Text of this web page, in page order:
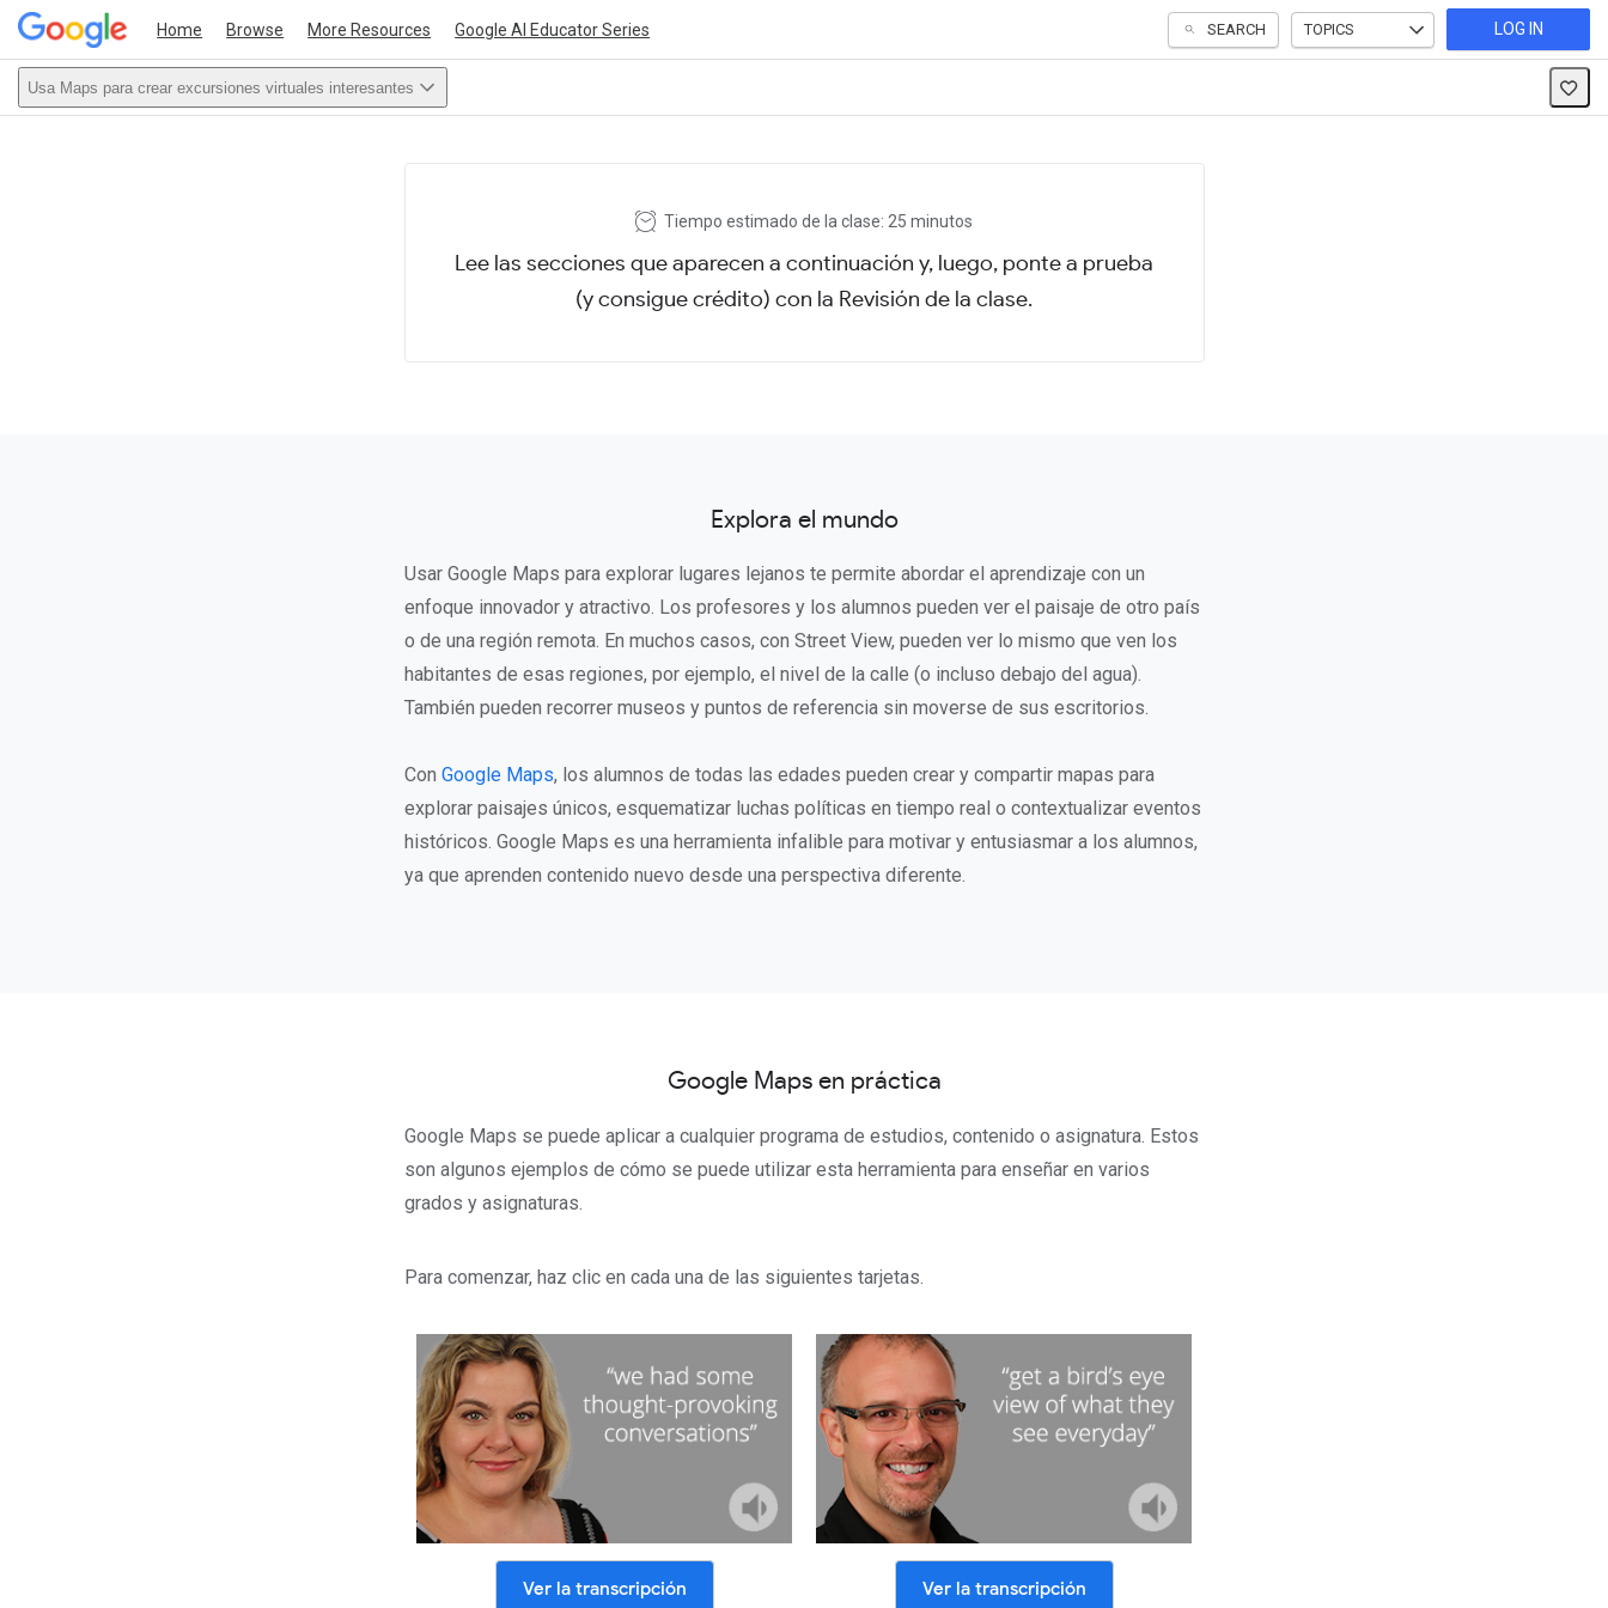
Home Browse More Resources Google AI Educator Series SEARCH TOPICS LOG IN
Usa Maps para crear excursiones virtuales interesantes
Tiempo estimado de la clase: 25 minutos
Lee las secciones que aparecen a continuación y, luego, ponte a prueba
(y consigue crédito) con la Revisión de la clase.
Explora el mundo
Usar Google Maps para explorar lugares lejanos te permite abordar el aprendizaje con un
enfoque innovador y atractivo. Los profesores y los alumnos pueden ver el paisaje de otro país
o de una región remota. En muchos casos, con Street View, pueden ver lo mismo que ven los
habitantes de esas regiones, por ejemplo, el nivel de la calle (o incluso debajo del agua).
También pueden recorrer museos y puntos de referencia sin moverse de sus escritorios.
Con Google Maps, los alumnos de todas las edades pueden crear y compartir mapas para
explorar paisajes únicos, esquematizar luchas políticas en tiempo real o contextualizar eventos
históricos. Google Maps es una herramienta infalible para motivar y entusiasmar a los alumnos,
ya que aprenden contenido nuevo desde una perspectiva diferente.
Google Maps en práctica
Google Maps se puede aplicar a cualquier programa de estudios, contenido o asignatura. Estos
son algunos ejemplos de cómo se puede utilizar esta herramienta para enseñar en varios
grados y asignaturas.
Para comenzar, haz clic en cada una de las siguientes tarjetas.
Ver la transcripción Ver la transcripción